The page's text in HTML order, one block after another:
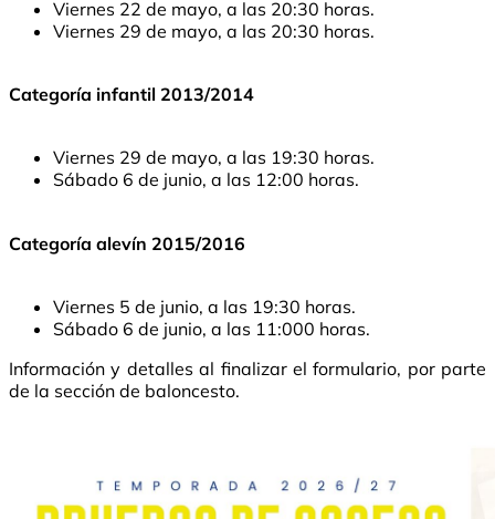
Viernes 22 de mayo, a las 20:30 horas.
Viernes 29 de mayo, a las 20:30 horas.
Categoría infantil 2013/2014
Viernes 29 de mayo, a las 19:30 horas.
Sábado 6 de junio, a las 12:00 horas.
Categoría alevín 2015/2016
Viernes 5 de junio, a las 19:30 horas.
Sábado 6 de junio, a las 11:000 horas.
Información y detalles al finalizar el formulario, por parte
de la sección de baloncesto.